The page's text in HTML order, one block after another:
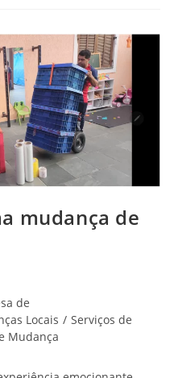
mudança de
de
Locais / Serviços de
Mudança